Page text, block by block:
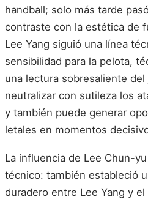
handball; solo más tarde
contraste con la estética de
Lee Yang siguió una línea
sensibilidad para la pelota,
una lectura sobresaliente del
neutralizar con sutileza los
y también puede generar
letales en momentos
La influencia de Lee Chun-
técnico: también estableció
duradero entre Lee Yang y